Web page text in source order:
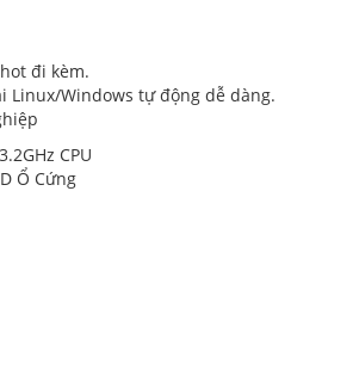
đi kèm.
Linux/Windows tự động dễ dàng.
CPU
Ổ Cứng